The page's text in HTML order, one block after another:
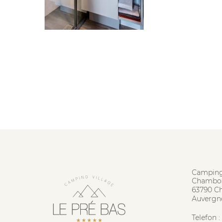
63790
Telefon :